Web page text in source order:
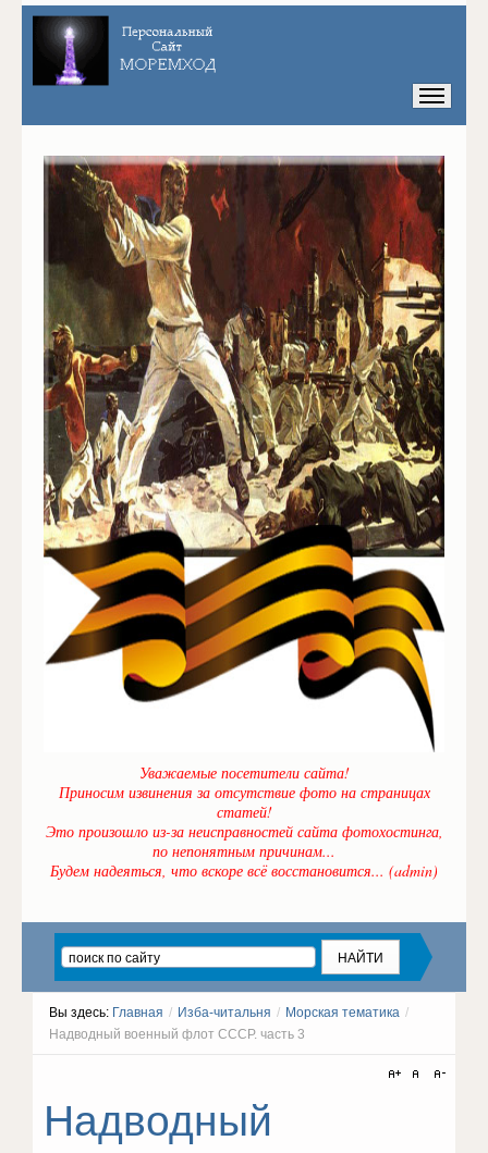
Уважаемые посетители сайта!
Приносим извинения за отсутствие фото на страницах
статей!
Это произошло из-за неисправностей сайта фотохостинга,
по непонятным причинам...
Будем надеяться, что вскоре всё восстановится... (admin)
Вы здесь: Главная / Изба-читальня / Морская тематика /
Надводный военный флот СССР. часть 3
Надводный